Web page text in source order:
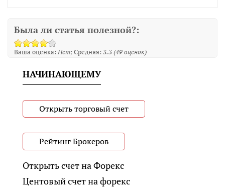
Была ли статья полезной?:
Ваша оценка:Нет Средняя:3.3(49оценок)
НАЧИНАЮЩЕМУ
Открыть торговый счет
Рейтинг Брокеров
Открыть счет на Форекс
Центовый счет на форекс